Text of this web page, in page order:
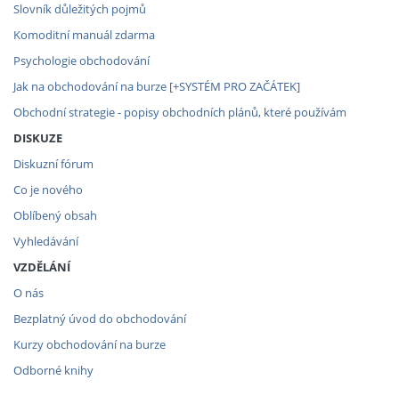
Slovník důležitých pojmů
Komoditní manuál zdarma
Psychologie obchodování
Jak na obchodování na burze [+SYSTÉM PRO ZAČÁTEK]
Obchodní strategie - popisy obchodních plánů, které používám
DISKUZE
Diskuzní fórum
Co je nového
Oblíbený obsah
Vyhledávání
VZDĚLÁNÍ
O nás
Bezplatný úvod do obchodování
Kurzy obchodování na burze
Odborné knihy